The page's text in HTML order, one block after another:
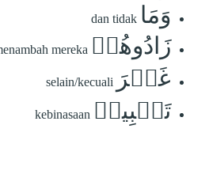
وَمَا dan tidak
زَادُوهُمۡ mereka
غَيۡرَ selain/kecuali
تَتۡبِيبٖ kebinasaan